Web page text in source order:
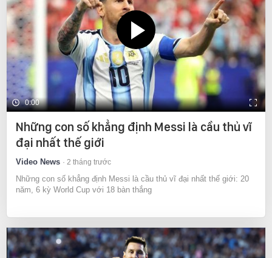
0:00
Những con số khẳng định Messi là cầu thủ vĩ
đại nhất thế giới
Video News 2 tháng trước
Những con số khẳng định Messi là cầu thủ vĩ đại nhất thế giới: 20
năm, 6 kỳ World Cup với 18 bàn thắng